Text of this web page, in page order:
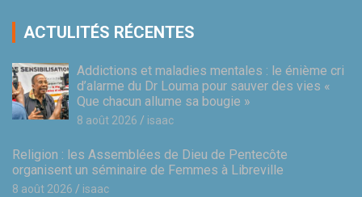
ACTULITÉS RÉCENTES
Addictions et maladies mentales : le énième cri
d’alarme du Dr Louma pour sauver des vies «
Que chacun allume sa bougie »
8 août 2026 isaac
Religion : les Assemblées de Dieu de Pentecôte
organisent un séminaire de Femmes à Libreville
8 août 2026 isaac